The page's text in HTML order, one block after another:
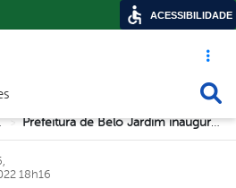
Acesso
> Prefeitura de Belo Jardim inaugura Praça do Cassiano na próxima sexta-feira (30)
18h16
ACESSIBILIDADE